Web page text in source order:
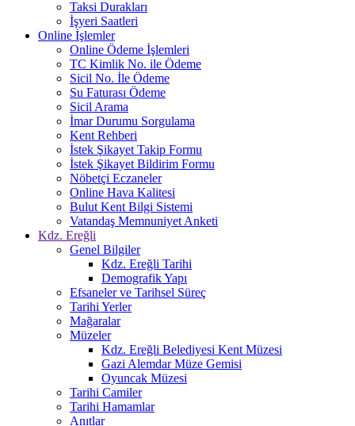
Taksi Durakları
İşyeri Saatleri
Online İşlemler
Online Ödeme İşlemleri
TC Kimlik No. ile Ödeme
Sicil No. İle Ödeme
Su Faturası Ödeme
Sicil Arama
İmar Durumu Sorgulama
Kent Rehberi
İstek Şikayet Takip Formu
İstek Şikayet Bildirim Formu
Nöbetçi Eczaneler
Online Hava Kalitesi
Bulut Kent Bilgi Sistemi
Vatandaş Memnuniyet Anketi
Kdz. Ereğli
Genel Bilgiler
Kdz. Ereğli Tarihi
Demografik Yapı
Efsaneler ve Tarihsel Süreç
Tarihi Yerler
Mağaralar
Müzeler
Kdz. Ereğli Belediyesi Kent Müzesi
Gazi Alemdar Müze Gemisi
Oyuncak Müzesi
Tarihi Camiler
Tarihi Hamamlar
Anıtlar